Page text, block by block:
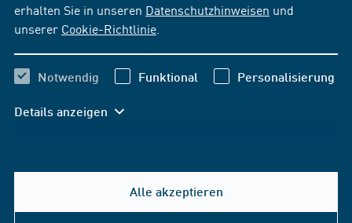
erhalten Sie in unseren Datenschutzhinweisen und
unserer Cookie-Richtlinie
Notwendig Funktional Personalisierung
Details anzeigen
Alle akzeptieren
Hilfe & Kontakt